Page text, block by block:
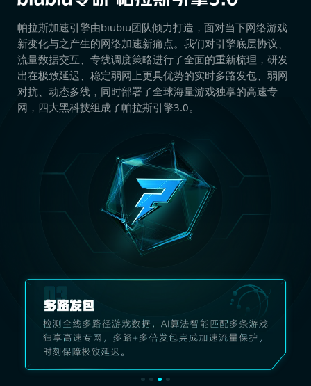
帕拉斯加速引擎由biubiu团队倾力打造，面对当下网络游戏
新变化与之产生的网络加速新痛点。我们对引擎底层协议、
流量数据交互、专线调度策略进行了全面的重新梳理，研发
出在极致延迟、稳定弱网上更具优势的实时多路发包、弱网
对抗、动态多线，同时部署了全球海量游戏独享的高速专
网，四大黑科技组成了帕拉斯引擎3.0。